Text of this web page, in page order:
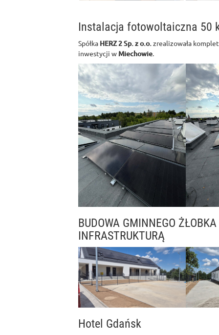
Instalacja fotowoltaiczna 50
Spółka HERZ 2 Sp. z o.o.zrealizowała
inwestycji w Miechowie.
BUDOWA GMINNEGO
INFRASTRUKTURĄ
Hotel Gdańsk